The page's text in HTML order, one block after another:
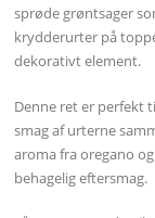
sprøde grøntsager
krydderurter på
dekorativt element.
Denne ret er perfekt
smag af urterne
aroma fra oregano
behagelig eftersmag.